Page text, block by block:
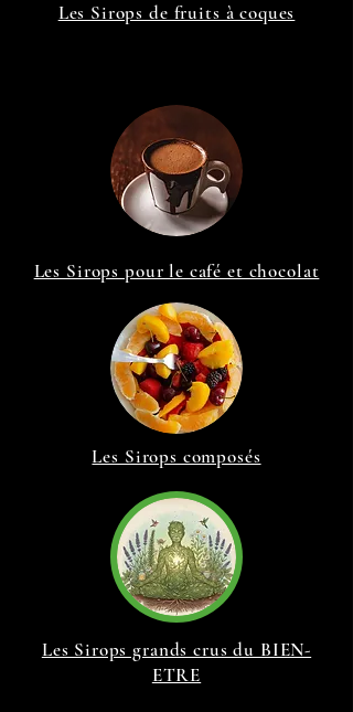
Les Sirops de fruits à coques
Les Sirops pour le café et chocolat
Les Sirops composés
Les Sirops grands crus du BIEN-
ETRE